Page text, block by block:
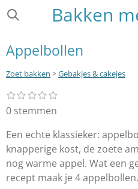
Ga
de
hoofdinhoud
Bakken
Appelbollen
Zoet bakken >Gebakjes & cakejes
R
a
i
n
g
:
1
s
t
r
2
t
r
r
e
n
3
t
r
r
e
n
4
t
r
r
e
n
5
t
r
r
e
n
S
m
m
e
n
0 stemmen
Een echte klassieker:
knapperige kost, de zoete
nog warme appel. Wat een
recept maak je 4 appelbollen.